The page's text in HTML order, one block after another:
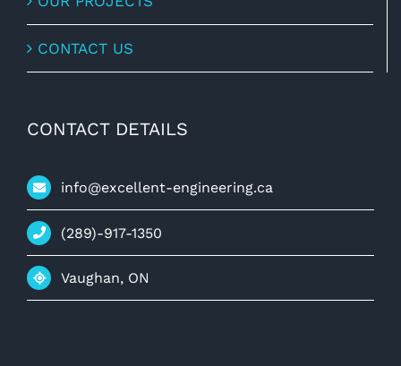
CONTACT US
CONTACT DETAILS
info@excellent-engineering.ca
(289)-917-1350
Vaughan, ON